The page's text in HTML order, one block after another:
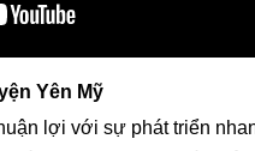
Yên Mỹ
lợi với sự phát triển